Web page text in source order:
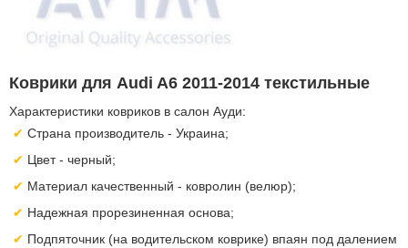
Коврики для Audi A6 2011-2014 текстильные
Характеристики ковриков в салон Ауди:
Страна производитель - Украина;
Цвет - черный;
Материал качественный - ковролин (велюр);
Надежная прорезиненная основа;
Подпяточник (на водительском коврике) впаян под далением